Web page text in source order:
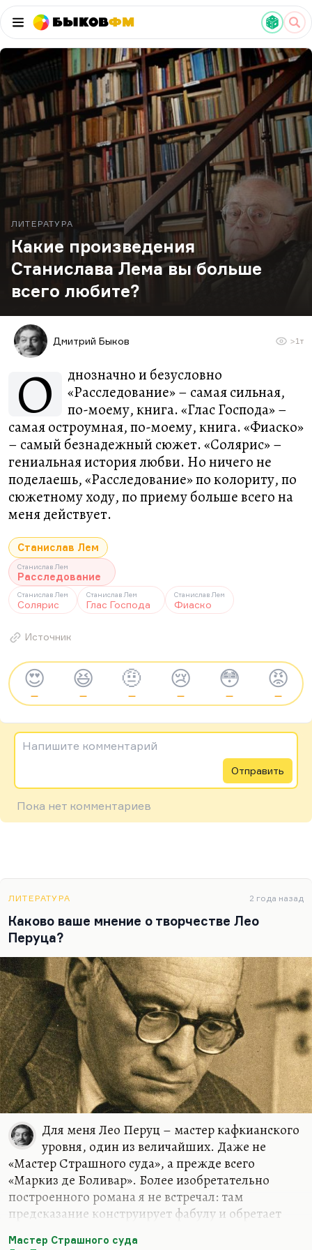
БыковФМ
ЛИТЕРАТУРА
Какие произведения
Станислава Лема вы больше
всего любите?
Дмитрий Быков >1т
О
днозначно и безусловно
«Расследование» – самая сильная,
по-моему, книга. «Глас Господа» –
самая остроумная, по-моему, книга. «Фиаско»
– самый безнадежный сюжет. «Солярис» –
гениальная история любви. Но ничего не
поделаешь, «Расследование» по колориту, по
сюжетному ходу, по приему больше всего на
меня действует.
Станислав Лем
Станислав Лем
Расследование
Станислав Лем
Солярис
Станислав Лем
Глас Господа
Станислав Лем
Фиаско
Источник
😍
—
😆
—
🤨
—
😢
—
😳
—
😡
—
Напишите комментарий
Отправить
Пока нет комментариев
ЛИТЕРАТУРА 2 года назад
Каково ваше мнение о творчестве Лео
Перуца?
Для меня Лео Перуц – мастер кафкианского
уровня, один из величайших. Даже не
«Мастер Страшного суда», а прежде всего
«Маркиз де Боливар». Более изобретательно
построенного романа я не встречал: там
предсказание конструирует фабулу и обретает
Мастер Страшного суда